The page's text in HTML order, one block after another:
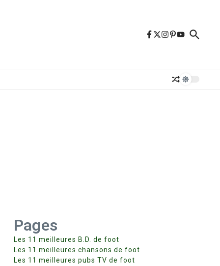
Pages
Les 11 meilleures B.D. de foot
Les 11 meilleures chansons de foot
Les 11 meilleures pubs TV de foot